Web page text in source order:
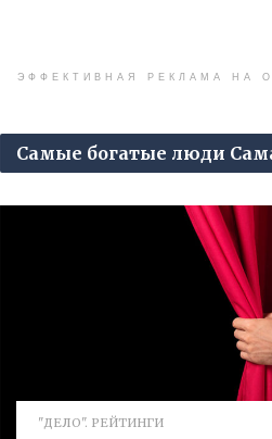
ЭФФЕКТИВНАЯ РЕКЛАМА НА
Самые богатые люди
"ДЕЛО". РЕЙТИНГИ